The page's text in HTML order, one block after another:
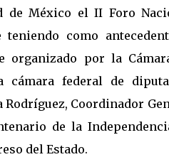
de México el II Foro
teniendo como
organizado por la
cámara federal de
Rodríguez, Coordinador
de la
del Estado.